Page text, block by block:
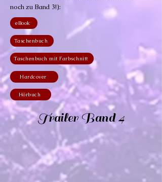
noch zu Band 3!):
eBook
Taschenbuch
Taschenbuch mit Farbschnitt
Hardcover
Hörbuch
Trailer Band 4